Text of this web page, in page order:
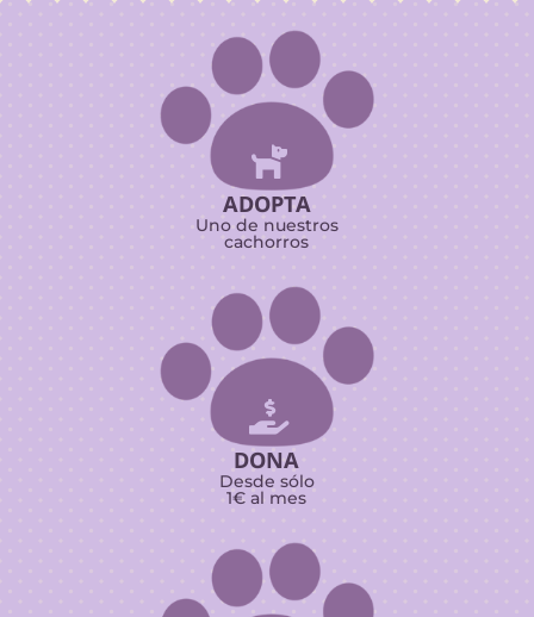

ADOPTA
Uno de nuestros
cachorros

DONA
Desde sólo
1€ al mes